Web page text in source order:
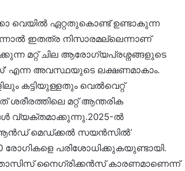
വെയിൽ ഏറ്റതുകൊണ്ട് ഉണ്ടാകുന്ന
ഇതത്ര നിസാരമല്ലെന്നാണ്
മറ്റ് ചില ആരോഗ്യപ്രശ്നങ്ങളുടെ
എന്ന അവസ്ഥയുടെ ലക്ഷണമാകാം.
കട്ടിയുള്ളതും വെൽവെറ്റ്
മറ്റ് ആന്തരിക
വ്യക്തമാക്കുന്നു.2025-ൽ
മെഡ്‌ക്കൽ സയൻസിൽ’
പരിശോധിക്കുകയുണ്ടായി.
നൈഗ്രിക്കൻസ് കാരണമാണെന്ന്